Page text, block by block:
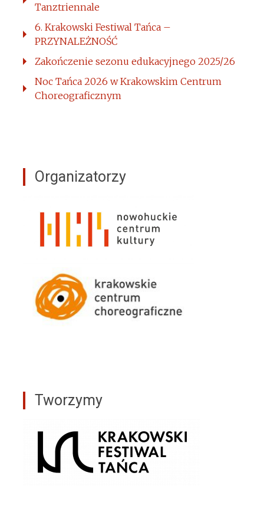
Tanztriennale
6. Krakowski Festiwal Tańca –
PRZYNALEŻNOŚĆ
Zakończenie sezonu edukacyjnego 2025/26
Noc Tańca 2026 w Krakowskim Centrum
Choreograficznym
Organizatorzy
Tworzymy